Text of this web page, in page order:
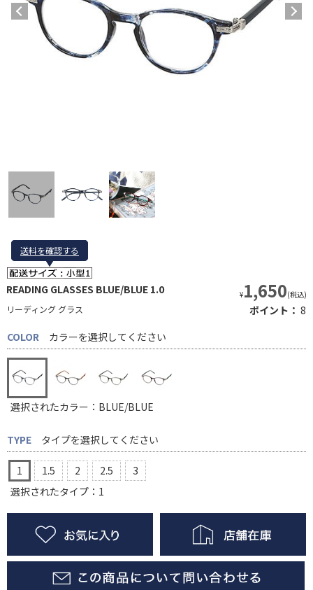
送料を確認する
送料を確認する
READING GLASSES BLUE/BLUE 1.0
リーディング グラス
¥1,650(税込)
ポイント： 8
COLOR
カラーを選択してください
選択されたカラー：BLUE/BLUE
TYPE タイプを選択してください
1 1.5 2 2.5
3
選択されたタイプ：1